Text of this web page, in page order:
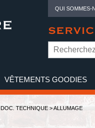
QUI SOMMES-
VÊTEMENTS GOODIES
DOC. TECHNIQUE >ALLUMAGE